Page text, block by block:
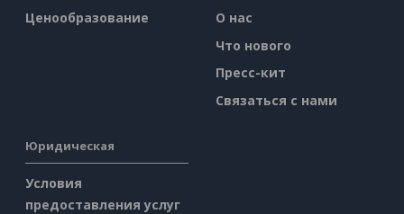
Ценообразование
О нас
Что нового
Пресс-кит
Связаться с нами
Юридическая
Условия
предоставления услуг